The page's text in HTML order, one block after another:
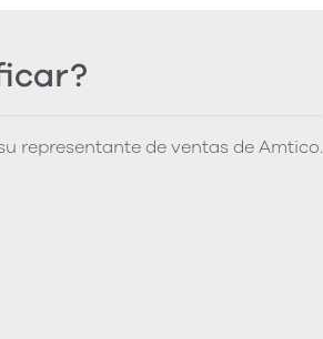
representante de ventas de Amtico.